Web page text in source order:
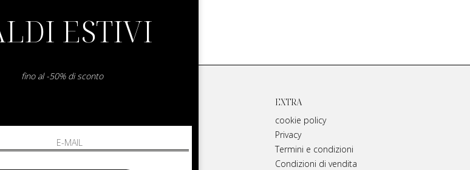
Contatti
EXTRA
cookie policy
Privacy
Termini e condizioni
Condizioni di vendita
ESTIVI
fino al -50% di sconto